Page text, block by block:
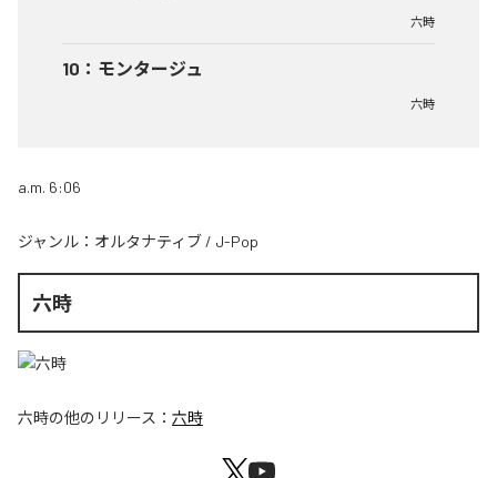
六時
10 ： モンタージュ
六時
a.m. 6:06
ジャンル： オルタナティブ / J-Pop
六時
六時の他のリリース： 六時